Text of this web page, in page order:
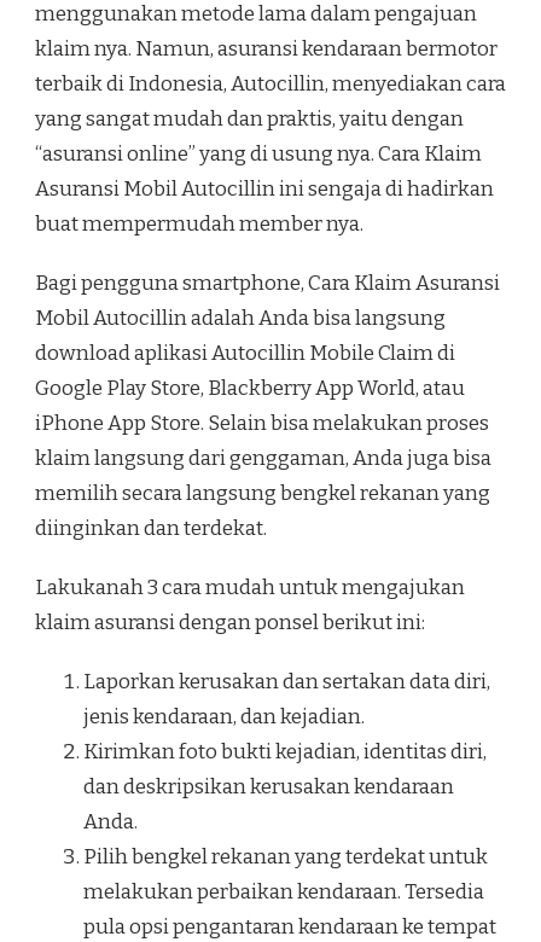
menggunakan metode lama dalam pengajuan
klaim nya. Namun, asuransi kendaraan bermotor
terbaik di Indonesia, Autocillin, menyediakan cara
yang sangat mudah dan praktis, yaitu dengan
“asuransi online” yang di usung nya. Cara Klaim
Asuransi Mobil Autocillin ini sengaja di hadirkan
buat mempermudah member nya.
Bagi pengguna smartphone, Cara Klaim Asuransi
Mobil Autocillin adalah Anda bisa langsung
download aplikasi Autocillin Mobile Claim di
Google Play Store, Blackberry App World, atau
iPhone App Store. Selain bisa melakukan proses
klaim langsung dari genggaman, Anda juga bisa
memilih secara langsung bengkel rekanan yang
diinginkan dan terdekat.
Lakukanah 3 cara mudah untuk mengajukan
klaim asuransi dengan ponsel berikut ini:
Laporkan kerusakan dan sertakan data diri,
jenis kendaraan, dan kejadian.
Kirimkan foto bukti kejadian, identitas diri,
dan deskripsikan kerusakan kendaraan
Anda.
Pilih bengkel rekanan yang terdekat untuk
melakukan perbaikan kendaraan. Tersedia
pula opsi pengantaran kendaraan ke tempat